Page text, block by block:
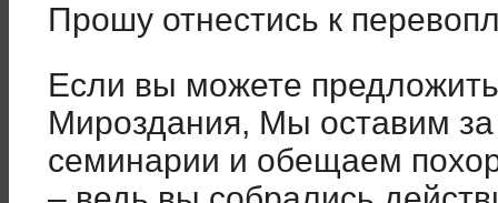
Прошу отнестись к
Если вы можете
Мироздания, Мы оставим
семинарии и обещаем